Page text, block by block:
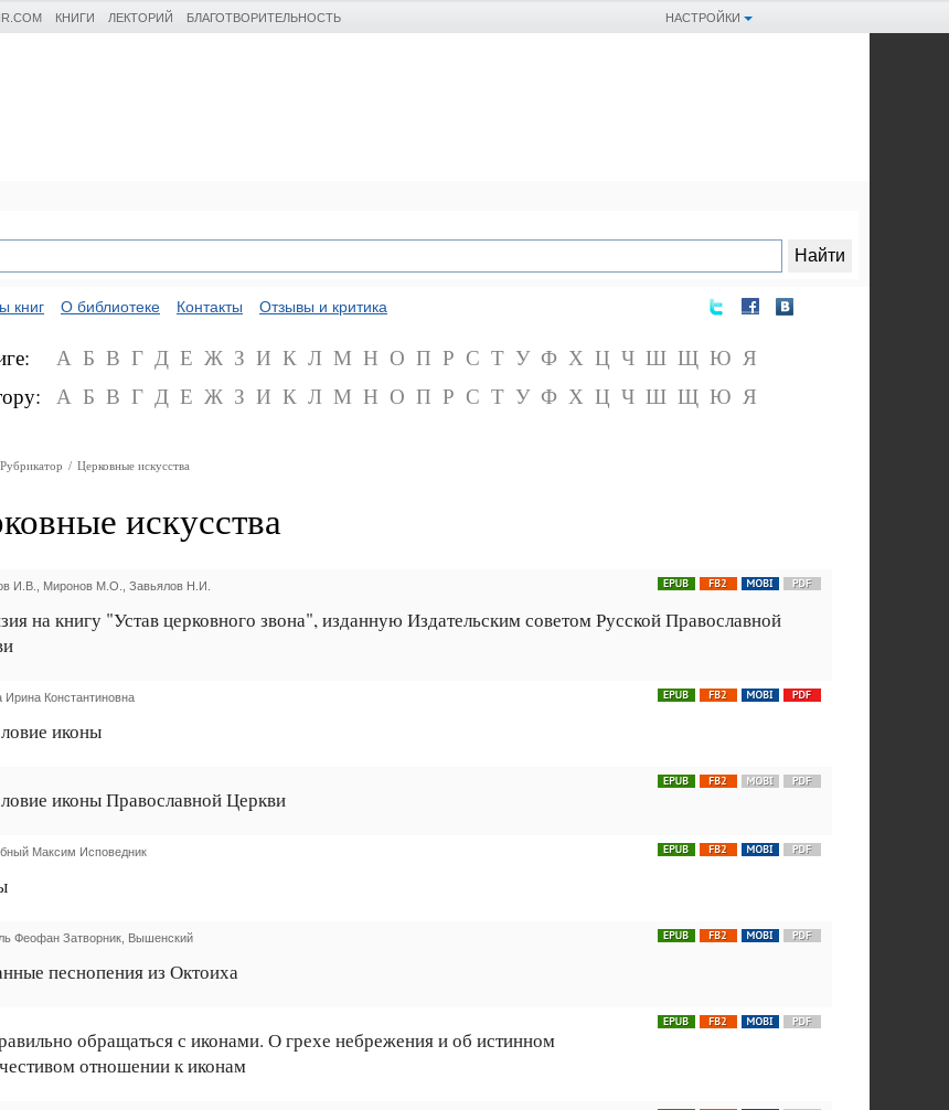
НАСТРОЙКИ
КНИГИ ЛЕКТОРИЙ БЛАГОТВОРИТЕЛЬНОСТЬ
книг О библиотеке Контакты Отзывы и критика
А Б В Г Д Е Ж З И К Л М Н О П Р С Т У Ф Х Ц Ч Ш Щ Ю Я
А Б В Г Д Е Ж З И К Л М Н О П Р С Т У Ф Х Ц Ч Ш Щ Ю Я
Рубрикатор / Церковные искусства
искусства
И.В., Миронов М.О., Завьялов Н.И.
на книгу "Устав церковного звона", изданную Издательским советом Русской Православной
Ирина Константиновна
иконы
иконы Православной Церкви
Максим Исповедник
Феофан Затворник, Вышенский
песнопения из Октоиха
обращаться с иконами. О грехе небрежения и об истинном
отношении к иконам